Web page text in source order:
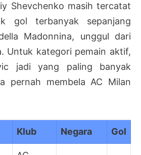
Shevchenko masih tercatat
gol terbanyak sepanjang
Madonnina, unggul dari
Untuk kategori pemain aktif,
jadi yang paling banyak
pernah membela AC Milan
Klub Negara Gol